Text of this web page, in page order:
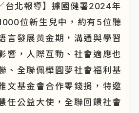
傳離世！曾以「瘋狂籃球」震撼聯
台北報導】據國健署2024年
位新生兒中，約有5位聽
言發展黃金期，溝通與學習
響，人際互動、社會適應也
、全聯佩樺圓夢社會福利基
文基金會合作零錢捐，特邀
任公益大使，全聯回饋社會